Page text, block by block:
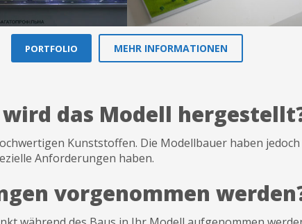
PORTFOLIO MEHR INFORMATIONEN
das Modell
Kunststoffen. Die Modellbauer haben
Anforderungen haben.
vorgenommen